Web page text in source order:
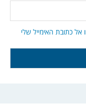
כתובת האימייל שלי